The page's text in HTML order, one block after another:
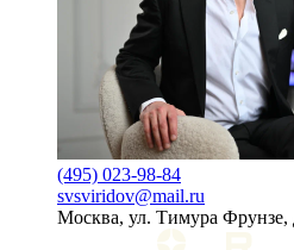
(495) 023-98-84
svsviridov@mail.ru
Москва, ул. Тимура Фрунзе,